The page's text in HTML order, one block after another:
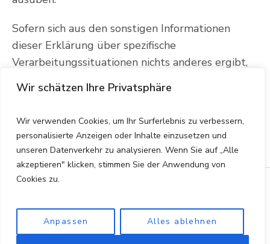
Wir schätzen Ihre Privatsphäre
Wir verwenden Cookies, um Ihr Surferlebnis zu verbessern,
personalisierte Anzeigen oder Inhalte einzusetzen und
unseren Datenverkehr zu analysieren. Wenn Sie auf „Alle
akzeptieren" klicken, stimmen Sie der Anwendung von
Cookies zu.
Anpassen Alles ablehnen
Sofern sich aus den sonstigen Informationen
dieser Erklärung über spezifische
Verarbeitungssituationen nichts anderes ergibt,
im Übrigen dann gelöscht, wenn sie für die
Weise verarbeitet wurden, nicht mehr notwendig
sind.
Datenschutzerklärung
/ rentenberater.berlin ©